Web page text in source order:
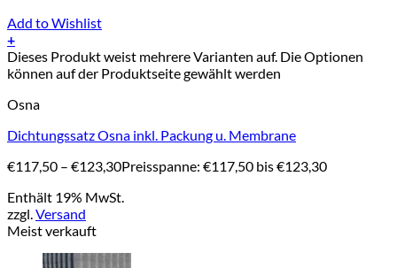
Add to Wishlist
+
Dieses Produkt weist mehrere Varianten auf. Die Optionen
können auf der Produktseite gewählt werden
Osna
Dichtungssatz Osna inkl. Packung u. Membrane
€117,50 – €123,30Preisspanne: €117,50 bis €123,30
Enthält 19% MwSt.
zzgl.Versand
Meist verkauft